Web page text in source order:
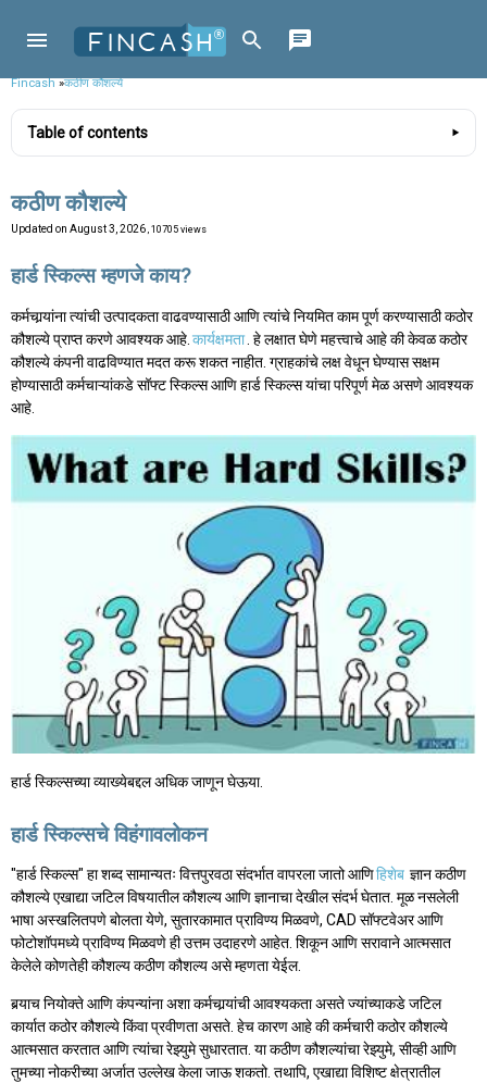
Fincash»कठीण कौशल्ये
Table of contents
कठीण कौशल्ये
Updated on August 3, 2026 , 10705 views
हार्ड स्किल्स म्हणजे काय?
कर्मचार्‍यांना त्यांची उत्पादकता वाढवण्यासाठी आणि त्यांचे नियमित काम पूर्ण करण्यासाठी कठोर
कौशल्ये प्राप्त करणे आवश्यक आहे. कार्यक्षमता . हे लक्षात घेणे महत्त्वाचे आहे की केवळ कठोर
कौशल्ये कंपनी वाढविण्यात मदत करू शकत नाहीत. ग्राहकांचे लक्ष वेधून घेण्यास सक्षम
होण्यासाठी कर्मचाऱ्यांकडे सॉफ्ट स्किल्स आणि हार्ड स्किल्स यांचा परिपूर्ण मेळ असणे आवश्यक
आहे.
हार्ड स्किल्सच्या व्याख्येबद्दल अधिक जाणून घेऊया.
हार्ड स्किल्सचे विहंगावलोकन
"हार्ड स्किल्स" हा शब्द सामान्यतः वित्तपुरवठा संदर्भात वापरला जातो आणिहिशेब ज्ञान कठीण
कौशल्ये एखाद्या जटिल विषयातील कौशल्य आणि ज्ञानाचा देखील संदर्भ घेतात. मूळ नसलेली
भाषा अस्खलितपणे बोलता येणे, सुतारकामात प्राविण्य मिळवणे, CAD सॉफ्टवेअर आणि
फोटोशॉपमध्ये प्राविण्य मिळवणे ही उत्तम उदाहरणे आहेत. शिकून आणि सरावाने आत्मसात
केलेले कोणतेही कौशल्य कठीण कौशल्य असे म्हणता येईल.
बर्‍याच नियोक्ते आणि कंपन्यांना अशा कर्मचार्‍यांची आवश्यकता असते ज्यांच्याकडे जटिल
कार्यात कठोर कौशल्ये किंवा प्रवीणता असते. हेच कारण आहे की कर्मचारी कठोर कौशल्ये
आत्मसात करतात आणि त्यांचा रेझ्युमे सुधारतात. या कठीण कौशल्यांचा रेझ्युमे, सीव्ही आणि
तुमच्या नोकरीच्या अर्जात उल्लेख केला जाऊ शकतो. तथापि, एखाद्या विशिष्ट क्षेत्रातील